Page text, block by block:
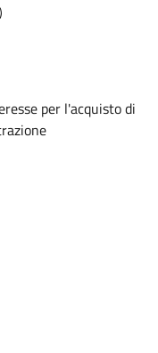
)
per l'acquisto di